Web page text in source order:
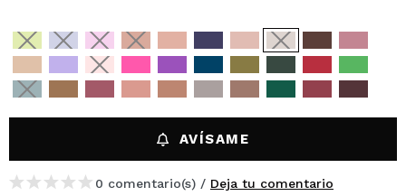
AVÍSAME
0 comentario(s) / Deja tu comentario